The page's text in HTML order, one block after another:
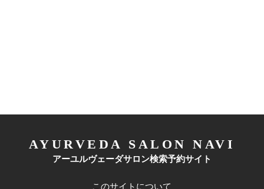
AYURVEDA SALON NAVI
アーユルヴェーダサロン検索予約サイト
このサイトについて